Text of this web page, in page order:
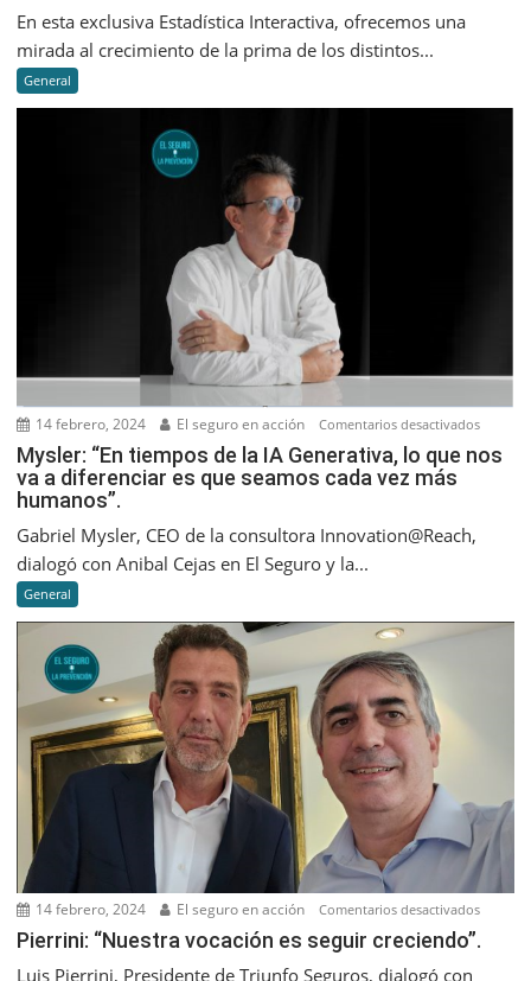
En esta exclusiva Estadística Interactiva, ofrecemos una
mirada al crecimiento de la prima de los distintos...
General
14 febrero, 2024 El seguro en acción Comentarios desactivadosen
Mysler:
que
seamos
cada
vez
más
Mysler: “En tiempos de la IA Generativa, lo que nos
va a diferenciar es que seamos cada vez más
humanos”.
Gabriel Mysler, CEO de la consultora Innovation@Reach,
dialogó con Anibal Cejas en El Seguro y la...
General
14 febrero, 2024 El seguro en acción Comentarios desactivadosen
Pierrini: “Nuestra vocación es seguir creciendo”.
Luis Pierrini, Presidente de Triunfo Seguros, dialogó con